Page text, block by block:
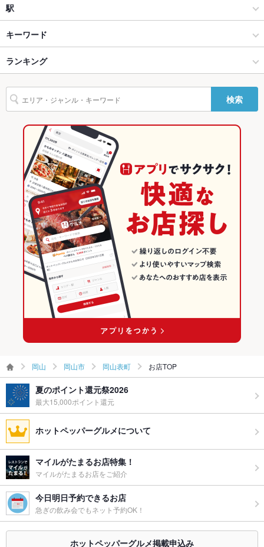
バリアフリ
ー
駐車場
その他設備
その他
飲み放題 なし
なし
お子様連れ お子様連れ歓迎
ウェディン
グパーティ
ー二次会
－
－
カフェ
岡山市 × カフェ・スイーツ
岡山市 × カフェ
城下駅 × カフェ・スイーツ
城下駅 × カフェ
岡山表町
岡山表町 × カフェ・スイーツ
岡山表町 × カフェ
岡山
岡山 × カフェ・スイーツ
岡山 × カフェ
駅
岡山駅
城下駅
柳川駅
キーワード
エビ料理
ランキング
岡山のグルメランキング
岡山のカフェ・スイーツランキング
岡山市のグルメランキング
岡山市のカフェ・スイーツランキング
岡山表町のグルメランキング
検索
岡山 岡山市 岡山表町 お店TOP
夏のポイント還元祭2026
最大15,000ポイント還元
ホットペッパーグルメについて
マイルがたまるお店特集！
マイルがたまるお店をご紹介
今日明日予約できるお店
急ぎの飲み会でもネット予約OK！
ホットペッパーグルメ掲載申込み